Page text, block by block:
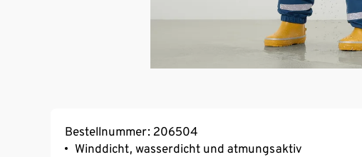
Bestellnummer: 206504
Winddicht, wasserdicht und atmungsaktiv